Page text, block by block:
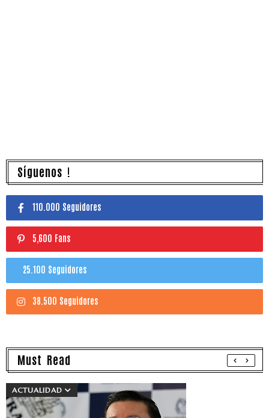
Síguenos !
110.000 Seguidores
5,600 Fans
25.100 Seguidores
38.500 Seguidores
Must Read
ACTUALIDAD